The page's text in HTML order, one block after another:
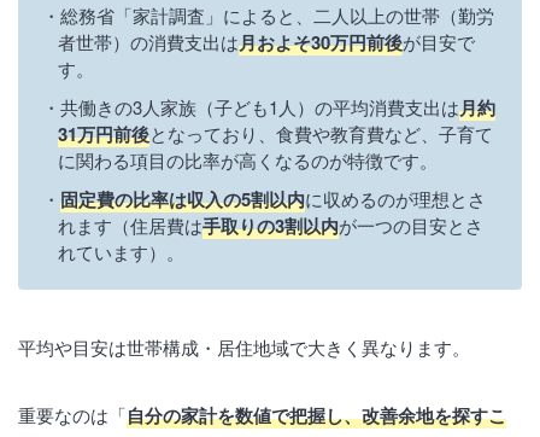
総務省「家計調査」によると、二人以上の世帯（勤労
者世帯）の消費支出は月およそ30万円前後が目安で
す。
共働きの3人家族（子ども1人）の平均消費支出は月約
31万円前後となっており、食費や教育費など、子育て
に関わる項目の比率が高くなるのが特徴です。
固定費の比率は収入の5割以内に収めるのが理想とさ
れます（住居費は手取りの3割以内が一つの目安とさ
れています）。
平均や目安は世帯構成・居住地域で大きく異なります。
重要なのは「自分の家計を数値で把握し、改善余地を探すこ